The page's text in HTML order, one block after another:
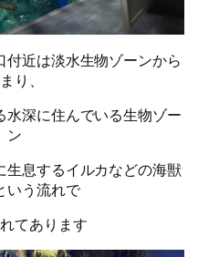
近は淡水生物ゾーンから
り、
水深に住んでいる生物ゾー
ン
生息するイルカなどの海獣
いう流れで
てあります